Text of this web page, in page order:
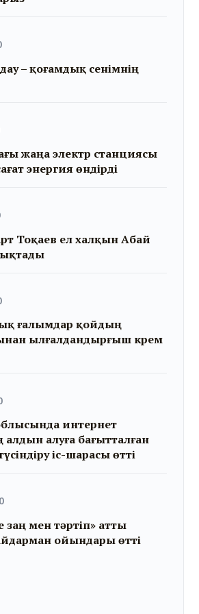
– қоғамдық сенімнің
жаңа электр станциясы
энергия өндірді
Тоқаев ел халқын Абай
ғалымдар қойдың
ылғалдандырғыш крем
интернет
алуға бағытталған
іс-шарасы өтті
заң мен тәртіп» атты
ойындары өтті